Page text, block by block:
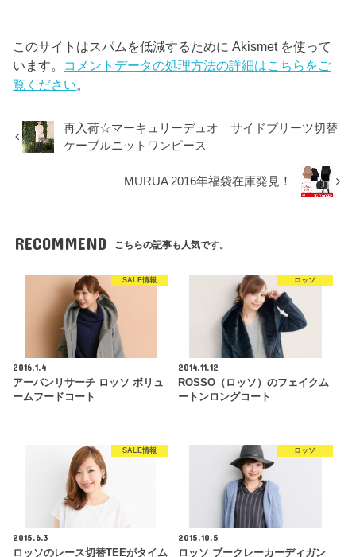
このサイトはスパムを低減するために Akismet を使って
います。 コメントデータの処理方法の詳細はこちらをご
覧ください
再入荷☆マーキュリーデュオ サイドプリーツ切替
ケーブルニットワンピース
MURUA 2016年福袋在庫発見！
RECOMMEND こちらの記事も人気です。
SALE情報
2016.1.4
アーバンリサーチ ロッソ ボリュ
ームフードコート
ロッソ
2014.11.12
ROSSO（ロッソ）のフェイクム
ートンロングコート
SALE情報
2015.6.3
ロッソのレース切替TEEがタイム
ロッソ
2015.10.5
ロッソ ブークレーカーディガン